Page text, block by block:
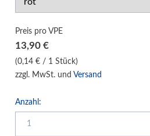
Klemmschienen
Soft Cover Mappen Hot Melt
Hard Cover Mappen Hot Melt
individuelle Hardcover Herstellung
Buchbinderzubehör / Heißleim Kaltleim
Preis pro VPE
13,90 €
(0,14 € / 1 Stück)
zzgl. MwSt. und Versand
Anzahl: